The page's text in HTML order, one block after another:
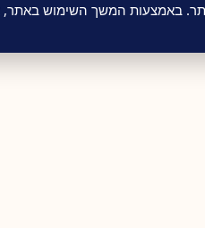
באמצעות המשך השימוש באתר,